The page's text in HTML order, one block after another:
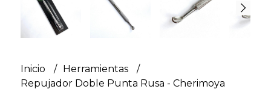
Inicio
Herramientas
Repujador Doble Punta Rusa - Cherimoya